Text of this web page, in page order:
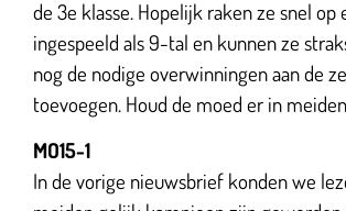
de 3e klasse. Hopelijk raken ze snel op
ingespeeld als 9-tal en kunnen ze
nog de nodige overwinningen aan de
toevoegen. Houd de moed er in
MO15-1
In de vorige nieuwsbrief konden we